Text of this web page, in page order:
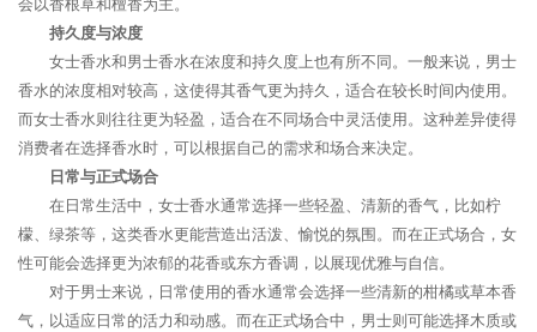
会以香根草和檀香为主。
持久度与浓度
女士香水和男士香水在浓度和持久度上也有所不同。一般来说，男士
香水的浓度相对较高，这使得其香气更为持久，适合在较长时间内使用。
而女士香水则往往更为轻盈，适合在不同场合中灵活使用。这种差异使得
消费者在选择香水时，可以根据自己的需求和场合来决定。
日常与正式场合
在日常生活中，女士香水通常选择一些轻盈、清新的香气，比如柠
檬、绿茶等，这类香水更能营造出活泼、愉悦的氛围。而在正式场合，女
性可能会选择更为浓郁的花香或东方香调，以展现优雅与自信。
对于男士来说，日常使用的香水通常会选择一些清新的柑橘或草本香
气，以适应日常的活力和动感。而在正式场合中，男士则可能选择木质或